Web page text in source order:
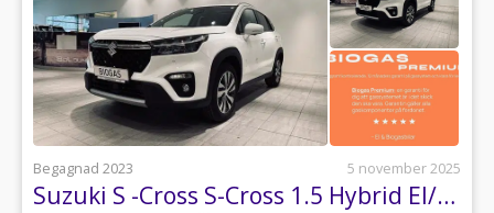
Begagnad 2023 5 november 2025
Suzuki S -Cross S-Cross 1.5 Hybrid El/Biogas AllGrip Automat